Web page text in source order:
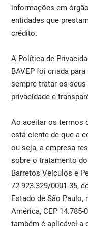
informações em
entidades que
crédito.
A Política de
BAVEP foi criada
sempre tratar os
privacidade e
Ao aceitar os termos
está ciente de que a
ou seja, a empresa
sobre o tratamento
Barretos Veículos e
72.923.329/0001-35,
Estado de São Paulo,
América, CEP
também é aplicável a